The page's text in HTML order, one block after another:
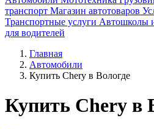
транспорт Магазин автотоваров
Транспортные услуги Автошколы
для водителей
Главная
Автомобили
Купить Chery в Вологде
Купить Chery в